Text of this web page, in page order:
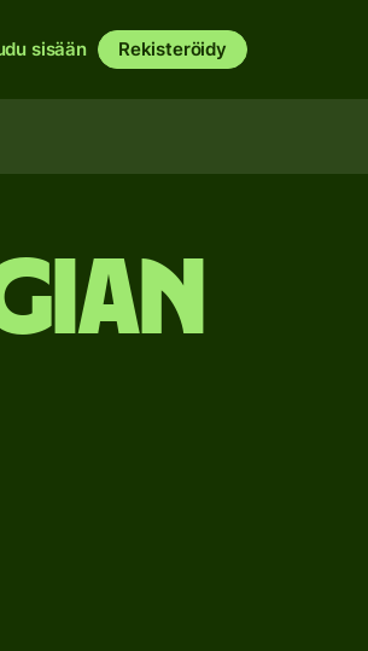
sisään Rekisteröidy